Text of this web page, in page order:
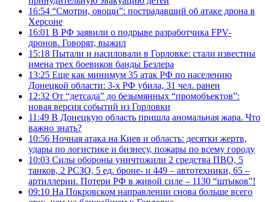
16:54 “Смотри, овощи”: пострадавший об атаке дрона в
Херсоне
16:01 В РФ заявили о подрыве разработчика FPV-
дронов. Говорят, выжил
15:18 Пытали и насиловали в Горловке: стали известны
имена трех боевиков банды Безлера
13:25 Еще как минимум 35 атак РФ по населению
Донецкой области: 3-х РФ убила, 31 чел. ранен
12:32 От “детсада” до безымянных “промобъектов”:
новая версия событий из Горловки
11:49 В Донецкую область пришла аномальная жара. Что
важно знать?
10:56 Ночная атака на Киев и область: десятки жертв,
удары по логистике и бизнесу, пожары по всему городу
10:03 Силы обороны уничтожили 2 средства ПВО, 5
танков, 2 РСЗО, 5 ед. броне- и 449 – автотехники, 65 –
артиллерии. Потери РФ в живой силе – 1130 “штыков”!
09:10 На Покровском направлении снова больше всего